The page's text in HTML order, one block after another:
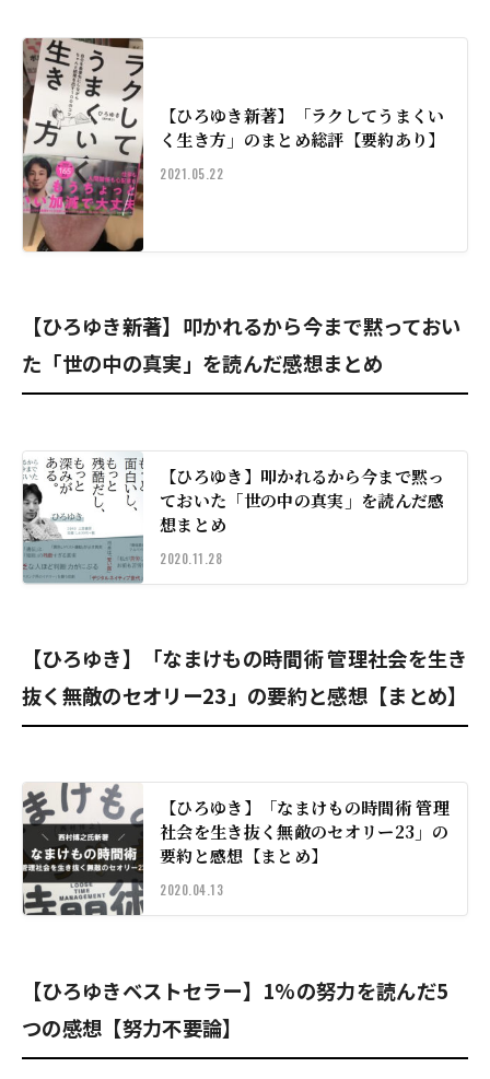
【ひろゆき新著】「ラクしてうまくい
く生き方」のまとめ総評【要約あり】
2021.05.22
【ひろゆき新著】叩かれるから今まで黙っておい
た「世の中の真実」を読んだ感想まとめ
【ひろゆき】叩かれるから今まで黙っ
ておいた「世の中の真実」を読んだ感
想まとめ
2020.11.28
【ひろゆき】「なまけもの時間術 管理社会を生き
抜く無敵のセオリー23」の要約と感想【まとめ】
【ひろゆき】「なまけもの時間術 管理
社会を生き抜く無敵のセオリー23」の
要約と感想【まとめ】
2020.04.13
【ひろゆきベストセラー】1%の努力を読んだ5
つの感想【努力不要論】